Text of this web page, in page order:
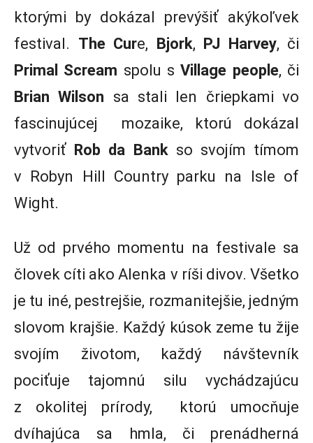
ktorými by dokázal prevýšiť akýkoľvek
festival. The Cure, Bjork, PJ Harvey, či
Primal Scream spolu sVillage people, či
Brian Wilson sa stali len čriepkami vo
fascinujúcej mozaike, ktorú dokázal
vytvoriť Rob da Bank so svojím tímom
v Robyn Hill Country parku na Isle of
Wight.
Už od prvého momentu na festivale sa
človek cíti ako Alenka v ríši divov. Všetko
je tu iné, pestrejšie, rozmanitejšie, jedným
slovom krajšie. Každý kúsok zeme tu žije
svojím životom, každý návštevník
pociťuje tajomnú silu vychádzajúcu
z okolitej prírody, ktorú umocňuje
dvíhajúca sa hmla, či prenádherná